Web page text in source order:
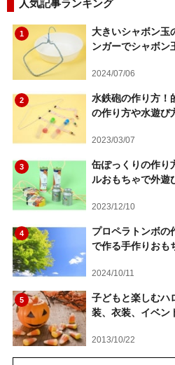
人気記事ランキング
1
大きいシャボン玉
ンガーでシャボン
2024/07/06
2
水鉄砲の作り方！
の作り方や水遊び
2023/03/07
3
缶ぽっくりの作
ルおもちゃで外遊
2023/12/10
4
プロペラトンボの
で作る手作りおも
2024/10/11
5
子どもと楽しむハ
装、衣装、イベン
2013/10/22